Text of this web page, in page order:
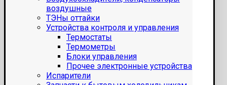
воздушные
ТЭНы оттайки
Устройства контроля и управления
Термостаты
Термометры
Блоки управления
Прочее электронные устройства
Испарители